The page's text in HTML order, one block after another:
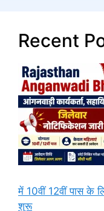
Recent
में 10वीं 12वीं पास के
शुरू